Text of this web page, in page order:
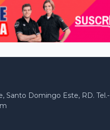
Santo Domingo Este, RD. Tel.-